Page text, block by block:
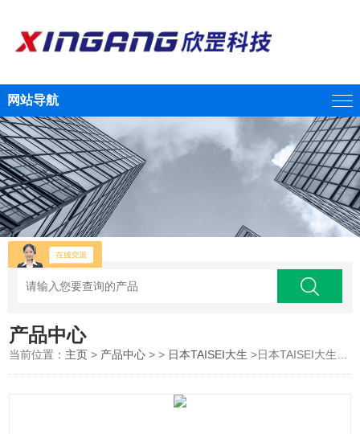
网站导航
产品中心
当前位置： 主页 > 产品中心 > > 日本TAISEI大生 >日本TAISEI大生 耦合器 LLHB 90 度 3dB混合